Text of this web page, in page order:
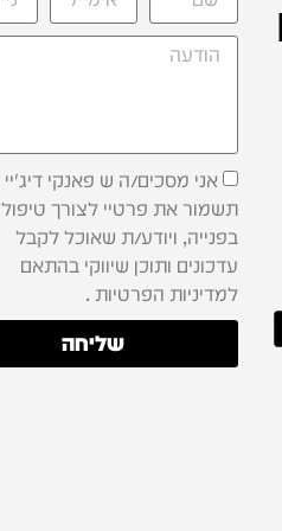
אני מסכים/ה ש פאנקי דיג'יי
תשמור את פרטיי לצורך טיפול
בפנייה, ויודע/ת שאוכל לקבל
עדכונים ותוכן שיווקי בהתאם
למדיניות הפרטיות .
שליחה